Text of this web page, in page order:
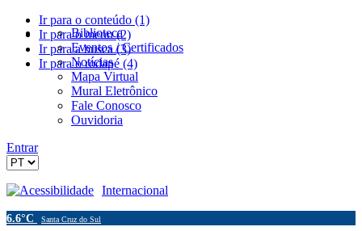
Ir para o conteúdo (1)
Ir para o menu (2)
Ir para a busca (3)
Ir para o rodapé (4)
Biblioteca
Eventos / Certificados
Notícias
Mapa Virtual
Mural Eletrônico
Fale Conosco
Ouvidoria
Entrar
Acessibilidade Internacional
6.6°C Santa Cruz do Sul